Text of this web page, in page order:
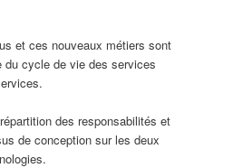
et ces nouveaux métiers sont
du cycle de vie des services
des responsabilités et
de conception sur les deux